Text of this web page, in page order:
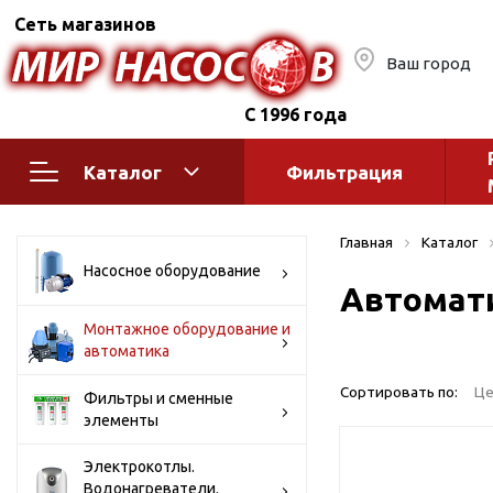
Сеть магазинов
С 1996 года
Ваш город
Каталог
Поверхностные насосы
Бытовые
Горизонтальные
многоступенчатые
многоступенчатые
моноблочные
Полив
Оголовки
Фильтрация
Насосное оборудование
Монтажное оборудование и
автоматика
Фильтры и сменные
элементы
Электрокотлы.
Водонагреватели.
Главная Каталог
Сортировать по: